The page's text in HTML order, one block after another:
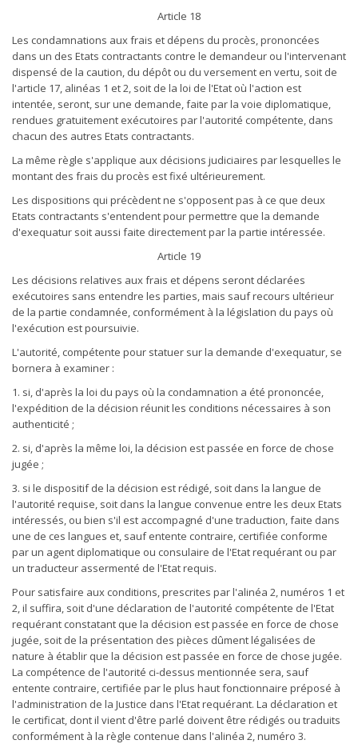
Article 18
Les condamnations aux frais et dépens du procès, prononcées
dans un des Etats contractants contre le demandeur ou l'intervenant
dispensé de la caution, du dépôt ou du versement en vertu, soit de
l'article 17, alinéas 1 et 2, soit de la loi de l'Etat où l'action est
intentée, seront, sur une demande, faite par la voie diplomatique,
rendues gratuitement exécutoires par l'autorité compétente, dans
chacun des autres Etats contractants.
La même règle s'applique aux décisions judiciaires par lesquelles le
montant des frais du procès est fixé ultérieurement.
Les dispositions qui précèdent ne s'opposent pas à ce que deux
Etats contractants s'entendent pour permettre que la demande
d'exequatur soit aussi faite directement par la partie intéressée.
Article 19
Les décisions relatives aux frais et dépens seront déclarées
exécutoires sans entendre les parties, mais sauf recours ultérieur
de la partie condamnée, conformément à la législation du pays où
l'exécution est poursuivie.
L'autorité, compétente pour statuer sur la demande d'exequatur, se
bornera à examiner :
1. si, d'après la loi du pays où la condamnation a été prononcée,
l'expédition de la décision réunit les conditions nécessaires à son
authenticité ;
2. si, d'après la même loi, la décision est passée en force de chose
jugée ;
3. si le dispositif de la décision est rédigé, soit dans la langue de
l'autorité requise, soit dans la langue convenue entre les deux Etats
intéressés, ou bien s'il est accompagné d'une traduction, faite dans
une de ces langues et, sauf entente contraire, certifiée conforme
par un agent diplomatique ou consulaire de l'Etat requérant ou par
un traducteur assermenté de l'Etat requis.
Pour satisfaire aux conditions, prescrites par l'alinéa 2, numéros 1 et
2, il suffira, soit d'une déclaration de l'autorité compétente de l'Etat
requérant constatant que la décision est passée en force de chose
jugée, soit de la présentation des pièces dûment légalisées de
nature à établir que la décision est passée en force de chose jugée.
La compétence de l'autorité ci-dessus mentionnée sera, sauf
entente contraire, certifiée par le plus haut fonctionnaire préposé à
l'administration de la Justice dans l'Etat requérant. La déclaration et
le certificat, dont il vient d'être parlé doivent être rédigés ou traduits
conformément à la règle contenue dans l'alinéa 2, numéro 3.